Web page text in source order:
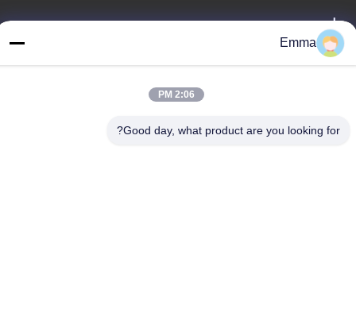
تيل
86-15816904632
سياسة الخصوصية |خريطة الموقع
Emma
2:06 PM
Good day, what product are you looking for?